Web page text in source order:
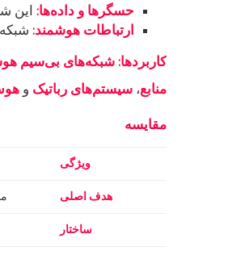
حسگرها و داده‌ها: این
ارتباطات هوشمند:
کاربردها: شبکه‌های بی‌سیم
منابع، سیستم‌های رباتیک و
مقایسه
ویژگی
هدف اصلی
ساختار